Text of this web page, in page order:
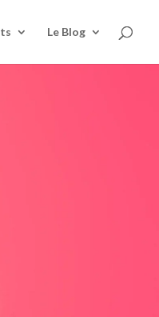
Le Blog